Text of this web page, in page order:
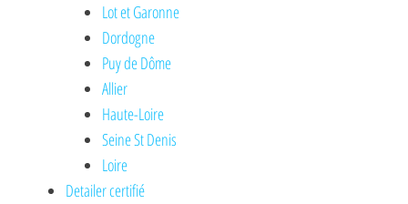
Lot et Garonne
Dordogne
Puy de Dôme
Allier
Haute-Loire
Seine St Denis
Loire
Detailer certifié